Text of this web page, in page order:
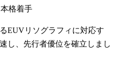
格着手
EUVリソグラフィに対応す
し、先行者優位を確立しまし